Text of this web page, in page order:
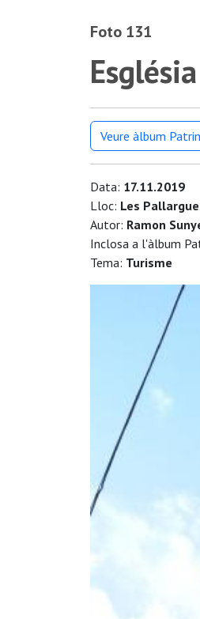
Foto 131
Església
Veure àlbum
Data: 17.11.2019
Lloc: Les
Autor: Ramon
Inclosa a l'àlbum
Tema: Turisme